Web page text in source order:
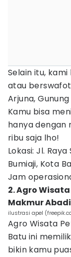
Selain itu,
atau
Arjuna,
Kamu bisa
hanya dengan
ribu saja lho!
Lokasi: Jl.
Bumiaji, Kota
Jam
2. Agro
Makmur
ilustrasi apel
Agro Wisata
Batu ini
bikin kamu